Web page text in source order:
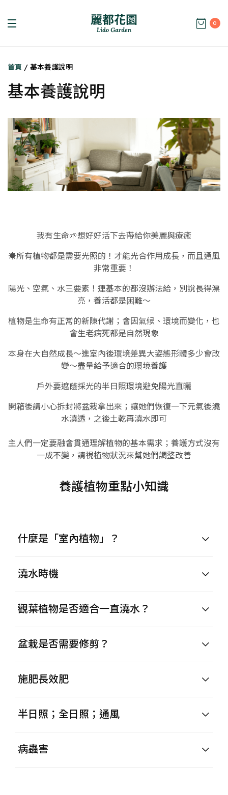
0
首頁 / 基本養護說明
基本養護說明
我有生命🌱想好好活下去帶給你美麗與療癒
☀️所有植物都是需要光照的！才能光合作用成長，而且通風
非常重要！
陽光、空氣、水三要素！連基本的都沒辦法給，別說長得漂
亮，養活都是困難～
植物是生命有正常的新陳代謝；會因氣候、環境而變化，也
會生老病死都是自然現象
本身在大自然成長～進室內後環境差異大姿態形體多少會改
變～盡量給予適合的環境養護
戶外要遮蔭採光的半日照環境避免陽光直曬
開箱後請小心拆封將盆栽拿出來；讓她們恢復一下元氣後澆
水澆透，之後土乾再澆水即可
主人們一定要融會貫通理解植物的基本需求；養護方式沒有
一成不變，請視植物狀況來幫她們調整改善
養護植物重點小知識
什麼是「室內植物」？
澆水時機
觀葉植物是否適合一直澆水？
盆栽是否需要修剪？
施肥長效肥
半日照；全日照；通風
病蟲害